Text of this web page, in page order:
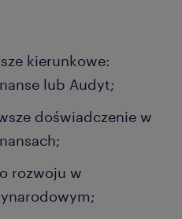
kierunkowe:
lub Audyt;
doświadczenie w
rozwoju w